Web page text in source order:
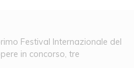
Festival Internazionale del
in concorso, tre